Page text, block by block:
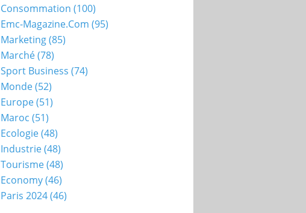
Consommation (100)
Emc-Magazine.com (95)
Marketing(85)
Marché(78)
Sport Business (74)
Monde(52)
Europe(51)
Maroc (51)
Ecologie(48)
Industrie(48)
Tourisme(48)
Economy(46)
Paris 2024(46)